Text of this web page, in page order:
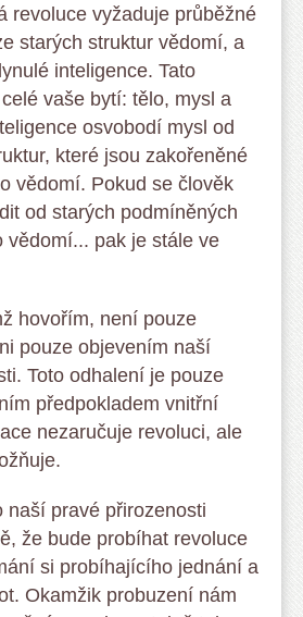
revoluce vyžaduje průběžné
starých struktur vědomí, a
inteligence. Tato
vaše bytí: tělo, mysl a
osvobodí mysl od
které jsou zakořeněné
vědomí. Pokud se člověk
od starých podmíněných
vědomí... pak je stále ve
hovořím, není pouze
pouze objevením naší
Toto odhalení je pouze
předpokladem vnitřní
nezaručuje revoluci, ale
naší pravé přirozenosti
že bude probíhat revoluce
si probíhajícího jednání a
Okamžik probuzení nám